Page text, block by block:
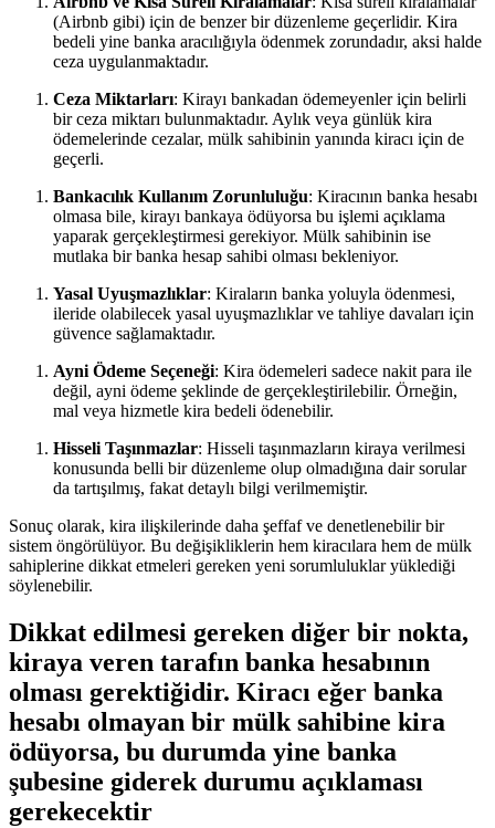
(Airbnb gibi)⁢ için de benzer bir ⁣düzenleme geçerlidir. ​Kira
bedeli yine banka ⁤aracılığıyla ödenmek zorundadır, ⁤aksi halde
ceza uygulanmaktadır.
Ceza Miktarları: Kirayı bankadan⁢ ödemeyenler için belirli
bir ceza miktarı bulunmaktadır. Aylık​ veya ‌günlük kira
ödemelerinde cezalar, mülk sahibinin yanında kiracı için de
geçerli.
Bankacılık ‌Kullanım Zorunluluğu: ‌Kiracının banka hesabı
olmasa bile, kirayı ‍bankaya ödüyorsa⁣ bu işlemi açıklama
yaparak gerçekleştirmesi gerekiyor. Mülk ‌sahibinin ise
mutlaka bir banka hesap sahibi olması bekleniyor.
Yasal Uyuşmazlıklar: Kiraların banka yoluyla ödenmesi,
ileride olabilecek yasal uyuşmazlıklar ve tahliye davaları için​
güvence sağlamaktadır.
Ayni Ödeme ​Seçeneği: Kira ödemeleri sadece nakit para ile⁣
değil, ayni ödeme şeklinde de ​gerçekleştirilebilir. Örneğin,
‍mal veya hizmetle kira bedeli ödenebilir.
Hisseli Taşınmazlar: Hisseli taşınmazların kiraya ‍verilmesi
konusunda ‍belli‌ bir düzenleme olup olmadığına dair sorular
da ⁢tartışılmış, fakat detaylı bilgi verilmemiştir.
Sonuç olarak, kira ⁢ilişkilerinde daha şeffaf ve denetlenebilir bir
sistem öngörülüyor. Bu⁤ değişikliklerin⁣ hem kiracılara​ hem de mülk
sahiplerine dikkat etmeleri gereken yeni sorumluluklar yüklediği
söylenebilir.
Dikkat edilmesi gereken diğer bir nokta,
kiraya veren tarafın banka hesabının
olması gerektiğidir. Kiracı eğer banka
hesabı olmayan bir mülk sahibine kira
ödüyorsa, bu durumda yine banka
⁢şubesine giderek durumu açıklaması
gerekecektir